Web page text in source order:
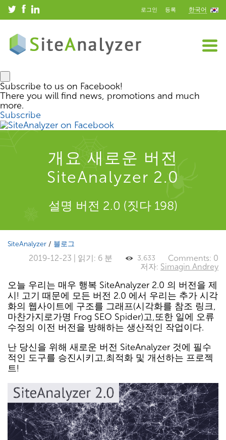
로그인 등록 한국어
Subscribe to us on Facebook!
There you will find news, promotions and much
more.
Subscribe
개요 새로운 버전
SiteAnalyzer 2.0
설명 버전 2.0 (짓다 198)
SiteAnalyzer / 블로그
Comments: 0
3,633
2019-12-23 | 읽기: 6 분
저자: Simagin Andrey
오늘 우리는 매우 행복 SiteAnalyzer 2.0 의 버전을 제
시! 고기 때문에 모든 버전 2.0 에서 우리는 추가 시각
화의 웹사이트에 구조를 그래프(시각화를 참조 링크,
마찬가지로가명 Frog SEO Spider)고,또한 일에 오류
수정의 이전 버전을 방해하는 생산적인 작업이다.
난 당신을 위해 새로운 버전 SiteAnalyzer 것에 필수
적인 도구를 승진시키고,최적화 및 개선하는 프로젝
트!